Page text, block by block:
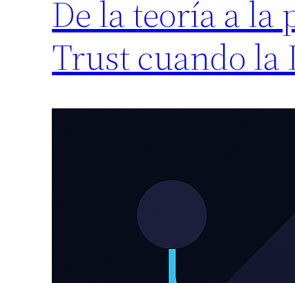
De la teoría a
Trust cuando la